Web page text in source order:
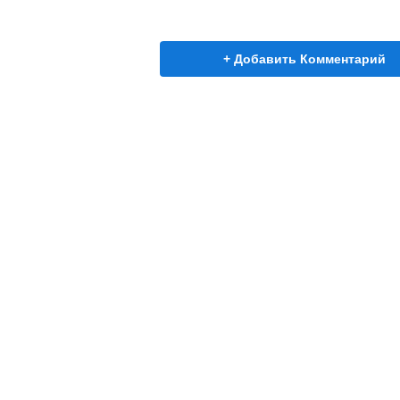
+ Добавить Комментарий